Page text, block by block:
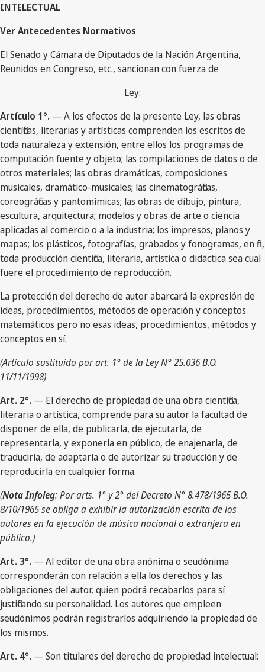
INTELECTUAL
Ver Antecedentes Normativos
El Senado y Cámara de Diputados de la Nación Argentina,
Reunidos en Congreso, etc., sancionan con fuerza de
Ley:
Artículo 1°. — A los efectos de la presente Ley, las obras
científicas, literarias y artísticas comprenden los escritos de
toda naturaleza y extensión, entre ellos los programas de
computación fuente y objeto; las compilaciones de datos o de
otros materiales; las obras dramáticas, composiciones
musicales, dramático-musicales; las cinematográficas,
coreográficas y pantomímicas; las obras de dibujo, pintura,
escultura, arquitectura; modelos y obras de arte o ciencia
aplicadas al comercio o a la industria; los impresos, planos y
mapas; los plásticos, fotografías, grabados y fonogramas, en fin,
toda producción científica, literaria, artística o didáctica sea cual
fuere el procedimiento de reproducción.
La protección del derecho de autor abarcará la expresión de
ideas, procedimientos, métodos de operación y conceptos
matemáticos pero no esas ideas, procedimientos, métodos y
conceptos en sí.
(Artículo sustituido por art. 1° de la Ley N° 25.036 B.O.
11/11/1998)
Art. 2°. — El derecho de propiedad de una obra científica,
literaria o artística, comprende para su autor la facultad de
disponer de ella, de publicarla, de ejecutarla, de
representarla, y exponerla en público, de enajenarla, de
traducirla, de adaptarla o de autorizar su traducción y de
reproducirla en cualquier forma.
(Nota Infoleg: Por arts. 1° y 2° del Decreto N° 8.478/1965 B.O.
8/10/1965 se obliga a exhibir la autorización escrita de los
autores en la ejecución de música nacional o extranjera en
público.)
Art. 3°. — Al editor de una obra anónima o seudónima
corresponderán con relación a ella los derechos y las
obligaciones del autor, quien podrá recabarlos para sí
justificando su personalidad. Los autores que empleen
seudónimos podrán registrarlos adquiriendo la propiedad de
los mismos.
Art. 4°. — Son titulares del derecho de propiedad intelectual: